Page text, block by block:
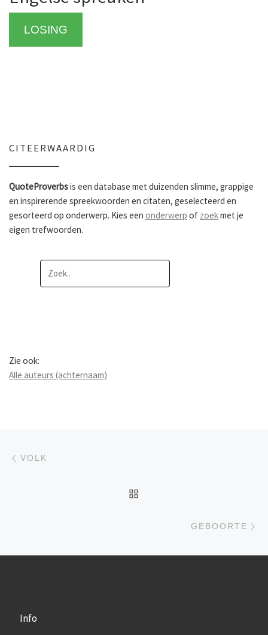
LOSING
CITEERWAARDIG
QuoteProverbsis een database met duizenden slimme, grappige
en inspirerende spreekwoorden en citaten, geselecteerd en
gesorteerd op onderwerp. Kies een onderwerp of zoekmet je
eigen trefwoorden.
Zie ook:
Alle auteurs (achternaam)
Berichtnavigatie
VOLK
GEBOORTE
Info